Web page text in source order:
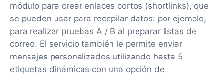
módulo para crear enlaces cortos (shortlinks), que
se pueden usar para recopilar datos: por ejemplo,
para realizar pruebas A / B al preparar listas de
correo. El servicio también le permite enviar
mensajes personalizados utilizando hasta 5
etiquetas dinámicas con una opción de